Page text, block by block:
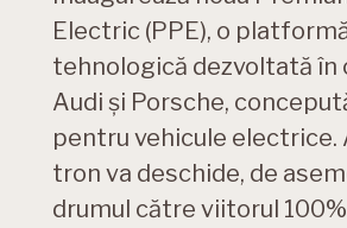
Electric (PPE), o
tehnologică dezvoltată în
Audi și Porsche,
pentru vehicule electrice.
tron va deschide, de
drumul către viitorul